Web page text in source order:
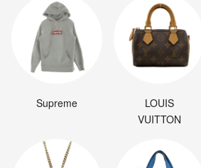
Supreme
LOUIS
VUITTON